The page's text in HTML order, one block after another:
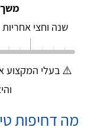
שנה וחצי אחריות
⚠️ בעלי המקצוע
מה דחיפות